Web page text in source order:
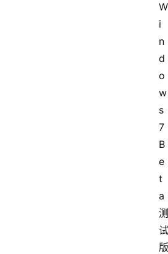
W
i
n
d
o
w
s
7
B
e
t
a
测
试
版